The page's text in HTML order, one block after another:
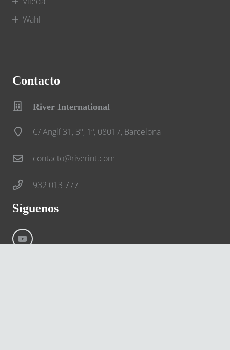
Wahl
Contacto
River International
C/ Anglí 31, 3º, 1ª, 08017, Barcelona
contacto@riverint.com
932 013 777
Síguenos